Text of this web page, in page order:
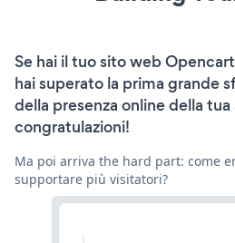
Se hai il tuo sito web
hai superato la prima grande
della presenza online della
congratulazioni!
Ma poi arriva the hard part: come
supportare più visitatori?